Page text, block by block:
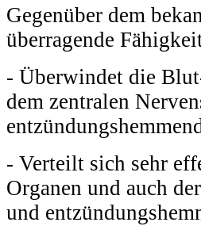
Gegenüber dem
überragende
- Überwindet die
dem zentralen
- Verteilt sich sehr
Organen und auch
und